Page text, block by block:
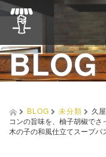
BLOG
BLOG 未分類
久
コンの旨味を、柚子胡椒でさ
木の子の和風仕立てスープパ